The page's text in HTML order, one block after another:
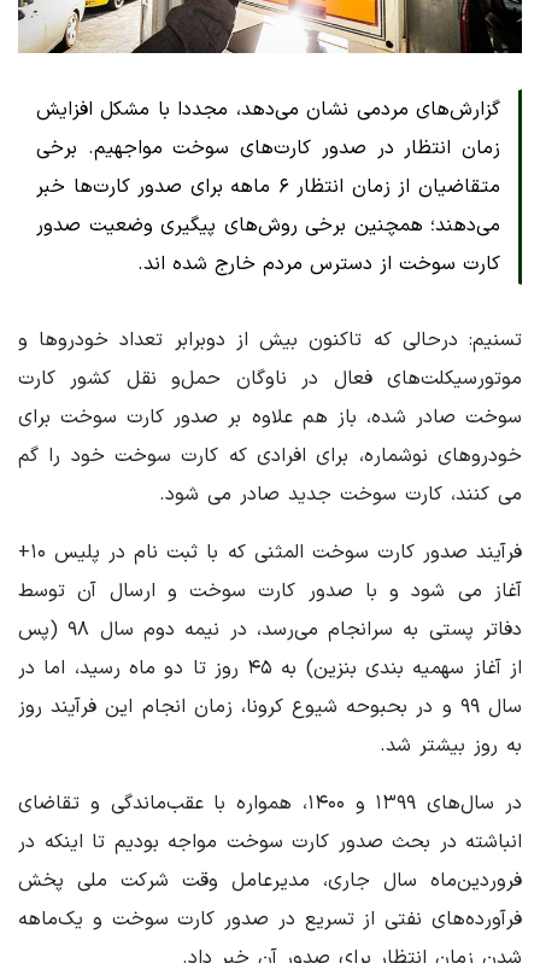
گزارش‌های مردمی نشان می‌دهد، مجددا با مشکل افزایش
زمان انتظار در صدور کارت‌های سوخت مواجهیم. برخی
متقاضیان از زمان انتظار ۶ ماهه برای صدور کارت‌ها خبر
می‌دهند؛ همچنین برخی روش‌های پیگیری وضعیت صدور
کارت سوخت از دسترس مردم خارج شده اند.
تسنیم: درحالی که تاکنون بیش از دوبرابر تعداد خودروها و
موتورسیکلت‌های فعال در ناوگان حمل‌و نقل کشور کارت
سوخت صادر شده، باز هم علاوه بر صدور کارت سوخت برای
خودروهای نوشماره، برای افرادی که کارت سوخت خود را گم
می کنند، کارت سوخت جدید صادر می شود.
فرآیند صدور کارت سوخت المثنی که با ثبت نام در پلیس ۱۰+
آغاز می شود و با صدور کارت سوخت و ارسال آن توسط
دفاتر پستی به سرانجام می‌رسد، در نیمه دوم سال ۹۸ (پس
از آغاز سهمیه بندی بنزین) به ۴۵ روز تا دو ماه رسید، اما در
سال ۹۹ و در بحبوحه شیوع کرونا، زمان انجام این فرآیند روز
به روز بیشتر شد.
در سال‌های ۱۳۹۹ و ۱۴۰۰، همواره با عقب‌ماندگی و تقاضای
انباشته در بحث صدور کارت سوخت مواجه بودیم تا اینکه در
فروردین‌ماه سال جاری، مدیرعامل وقت شرکت ملی پخش
فرآورده‌های نفتی از تسریع در صدور کارت سوخت و یک‌ماهه